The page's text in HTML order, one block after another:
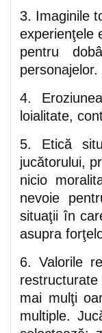
3. Imaginile
experienţele
pentru
personajelor.
4.
loialitate,
5. Etică
jucătorului,
nicio
nevoie
situaţii în
asupra
6. Valorile
mai mulţi
multiple.